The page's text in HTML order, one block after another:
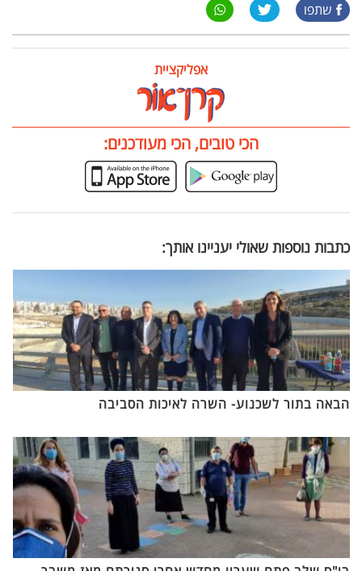
שתפו
אפליקציית
הכי טובים, הכי מעודכנים:
כתבות נוספות שאולי יעניינו אותך:
הבאה בתור לשכנוע- השרה לאיכות הסביבה